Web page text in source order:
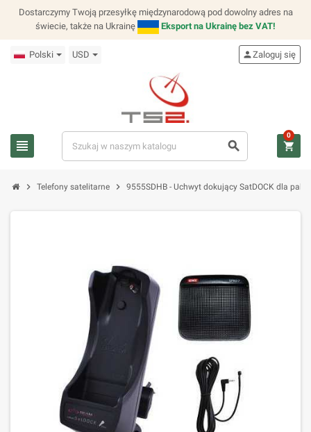
Dostarczymy Twoją przesyłkę międzynarodową pod dowolny adres na
świecie, także na Ukrainę
Eksport na Ukrainę bez VAT!
Polski USD
view_headline search
personZaloguj się
shopping_cart
0
chevron_right Telefony satelitarne chevron_right 9555SDHB - Uchwyt dokujący SatDOCK dla